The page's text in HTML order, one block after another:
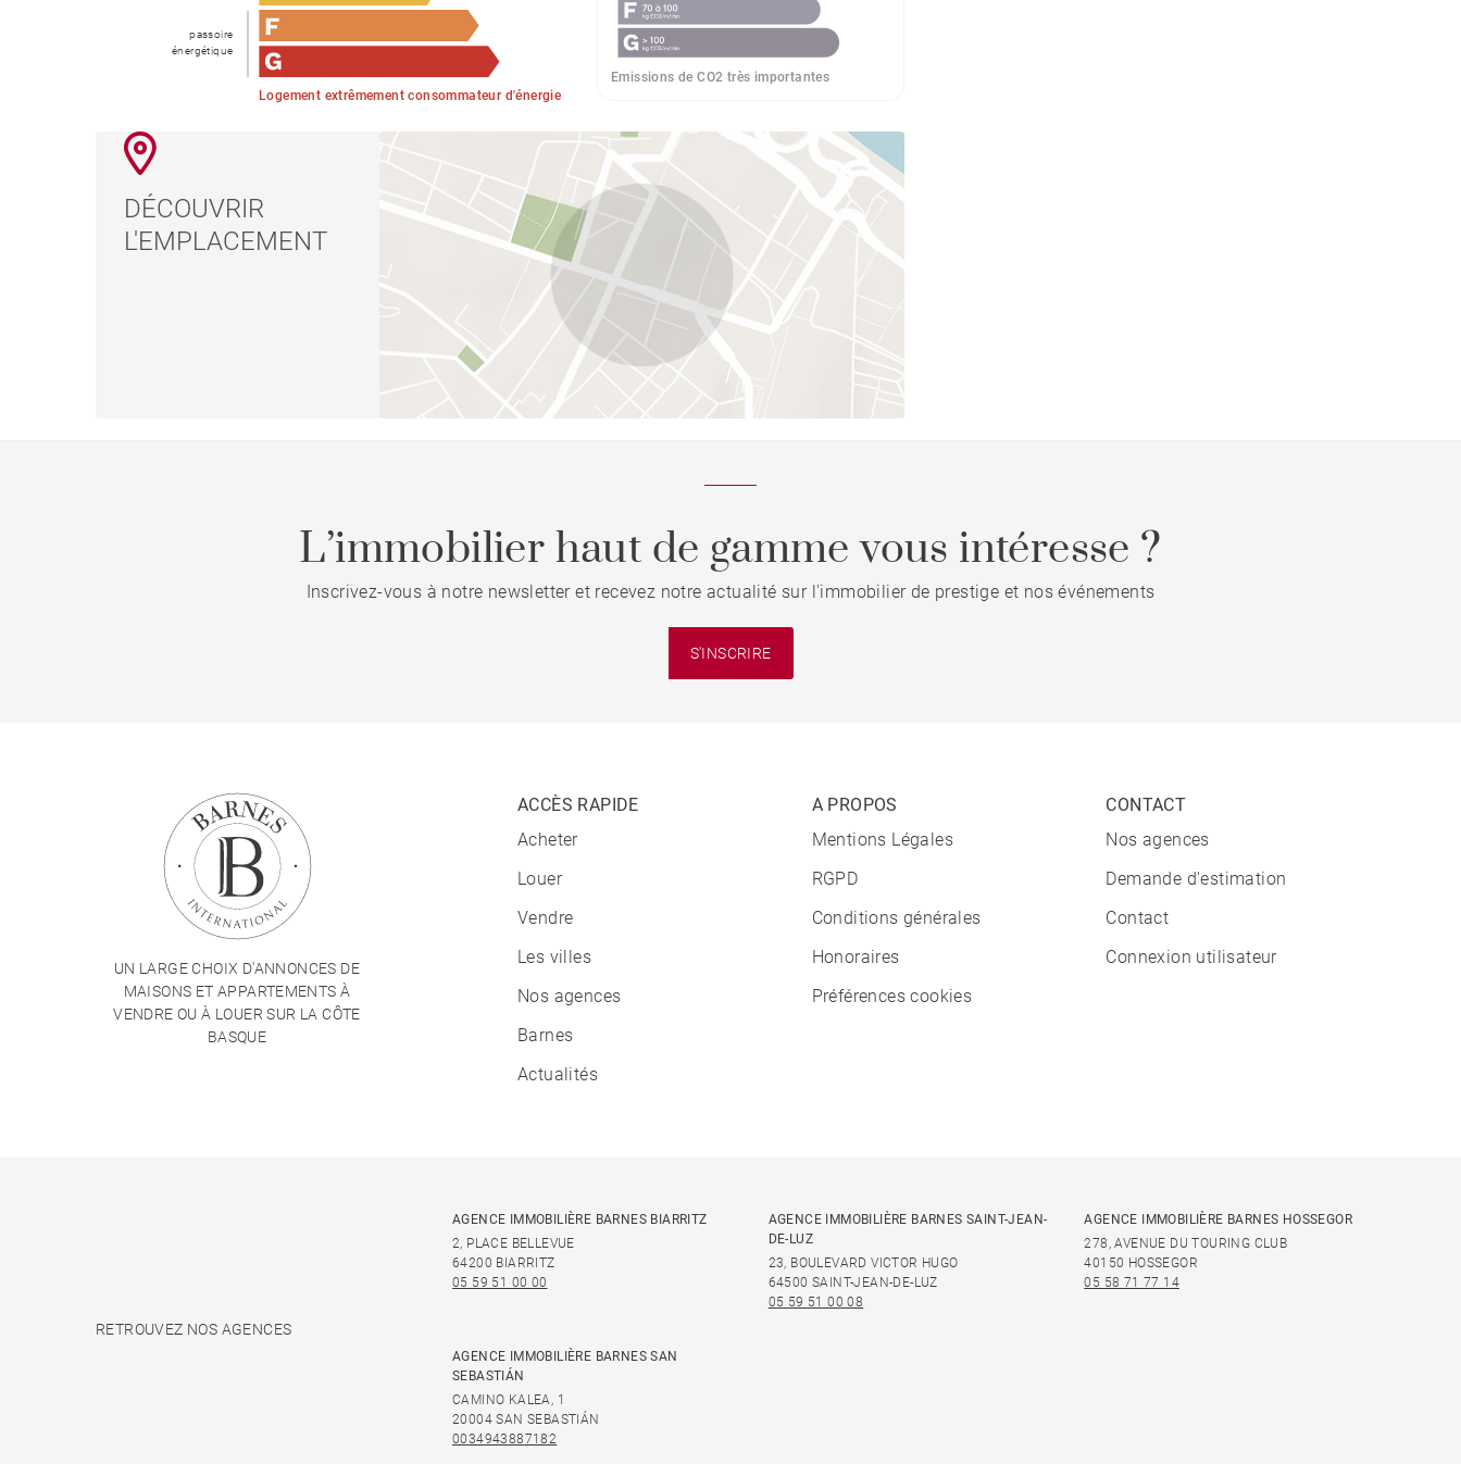
Logement extrêmement consommateur d'énergie
passoire
énergétique
Emissions de CO2 très importantes
DÉCOUVRIR
L'EMPLACEMENT
L’immobilier haut de gamme vous intéresse ?
Inscrivez-vous à notre newsletter et recevez notre actualité sur l'immobilier de prestige et nos événements
S'INSCRIRE
UN LARGE CHOIX D'ANNONCES DE
MAISONS ET APPARTEMENTS À
VENDRE OU À LOUER SUR LA CÔTE
BASQUE
ACCÈS RAPIDE
Acheter
Louer
Vendre
Les villes
Nos agences
Barnes
Actualités
A PROPOS
Mentions Légales
RGPD
Conditions générales
Honoraires
Préférences cookies
CONTACT
Nos agences
Demande d'estimation
Contact
Connexion utilisateur
RETROUVEZ NOS AGENCES
AGENCE IMMOBILIÈRE BARNES BIARRITZ
2, PLACE BELLEVUE
64200 BIARRITZ
05 59 51 00 00
AGENCE IMMOBILIÈRE BARNES SAINT-JEAN-
DE-LUZ
23, BOULEVARD VICTOR HUGO
64500 SAINT-JEAN-DE-LUZ
05 59 51 00 08
AGENCE IMMOBILIÈRE BARNES HOSSEGOR
278, AVENUE DU TOURING CLUB
40150 HOSSEGOR
05 58 71 77 14
AGENCE IMMOBILIÈRE BARNES SAN
SEBASTIÁN
CAMINO KALEA, 1
20004 SAN SEBASTIÁN
0034943887182